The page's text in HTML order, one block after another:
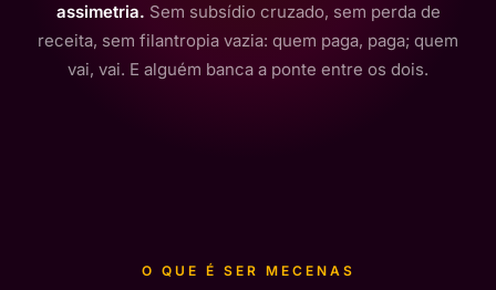
assimetria. Sem subsídio cruzado, sem perda de
receita, sem filantropia vazia: quem paga, paga; quem
vai, vai. E alguém banca a ponte entre os dois.
O QUE É SER MECENAS